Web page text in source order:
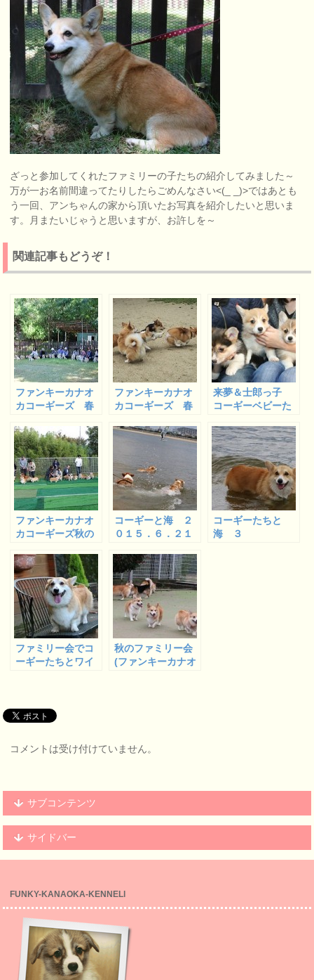
ざっと参加してくれたファミリーの子たちの紹介してみました～
万が一お名前間違ってたりしたらごめんなさい<(_ _)>ではあとも
う一回、アンちゃんの家から頂いたお写真を紹介したいと思いま
す。月またいじゃうと思いますが、お許しを～
関連記事もどうぞ！
ファンキーカナオ
カコーギーズ 春
２０１８ １
ファンキーカナオ
カコーギーズ 春
２０１８ ３
来夢＆士郎っ子
コーギーベビーた
ファンキーカナオ
カコーギーズ秋の
コーギーと海 ２
０１５．６．２１
コーギーたちと
海 ３
ファミリー会でコ
ーギーたちとワイ
秋のファミリー会
(ファンキーカナオ
コメントは受け付けていません。
サブコンテンツ
サイドバー
FUNKY-KANAOKA-KENNELl